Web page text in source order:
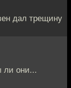
дал трещину
ли они...